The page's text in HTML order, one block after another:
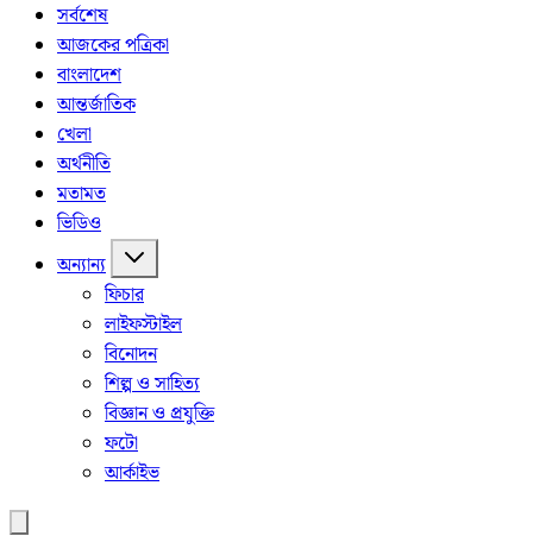
সর্বশেষ
আজকের পত্রিকা
বাংলাদেশ
আন্তর্জাতিক
খেলা
অর্থনীতি
মতামত
ভিডিও
অন্যান্য
ফিচার
লাইফস্টাইল
বিনোদন
শিল্প ও সাহিত্য
বিজ্ঞান ও প্রযুক্তি
ফটো
আর্কাইভ